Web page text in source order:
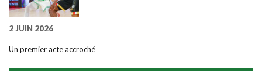
2 JUIN 2026
Un premier acte accroché